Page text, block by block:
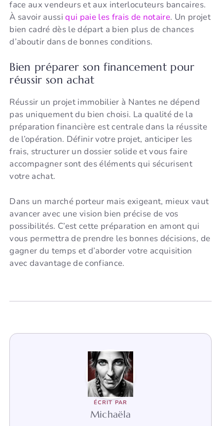
face aux vendeurs et aux interlocuteurs bancaires.
À savoir aussiqui paie les frais de notaire. Un projet
bien cadré dès le départ a bien plus de chances
d’aboutir dans de bonnes conditions.
Bien préparer son financement pour
réussir son achat
Réussir un projet immobilier à Nantes ne dépend
pas uniquement du bien choisi. La qualité de la
préparation financière est centrale dans la réussite
de l’opération. Définir votre projet, anticiper les
frais, structurer un dossier solide et vous faire
accompagner sont des éléments qui sécurisent
votre achat.
Dans un marché porteur mais exigeant, mieux vaut
avancer avec une vision bien précise de vos
possibilités. C’est cette préparation en amont qui
vous permettra de prendre les bonnes décisions, de
gagner du temps et d’aborder votre acquisition
avec davantage de confiance.
ÉCRIT PAR
Michaëla